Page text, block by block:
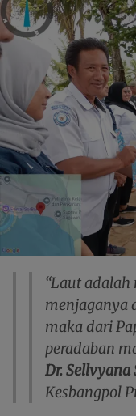
“Laut adalah
menjaganya
maka dari
peradaban
Dr. Sellvyana
Kesbangpol